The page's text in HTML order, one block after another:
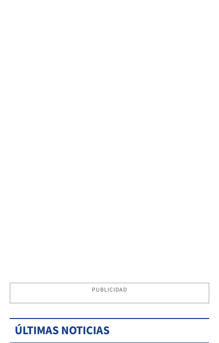
PUBLICIDAD
ÚLTIMAS NOTICIAS